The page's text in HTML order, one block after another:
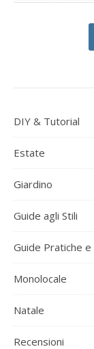
DIY & Tutorial
Estate
Giardino
Guide agli Stili
Guide Pratiche
Monolocale
Natale
Recensioni